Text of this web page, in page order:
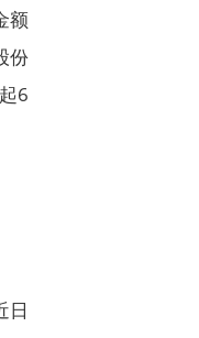
额
份
6
日